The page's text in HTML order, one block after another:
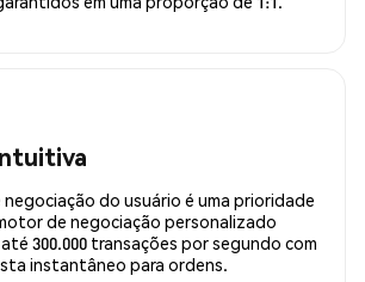
negociação do usuário é uma prioridade
de negociação personalizado
300.000 transações por segundo com
instantâneo para ordens.